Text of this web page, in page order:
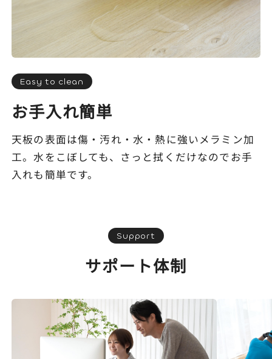
Easy to clean
お手入れ簡単
天板の表面は傷・汚れ・水・熱に強いメラミン加
工。水をこぼしても、さっと拭くだけなのでお手
入れも簡単です。
Support
サポート体制